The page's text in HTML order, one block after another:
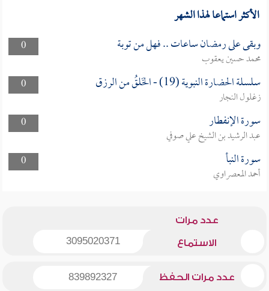
الأكثر استماعا لهذا الشهر
0 وبقى على رمضان ساعات .. فهل من توبة
محمد حسين يعقوب
0
سلسلة الحضارة النبوية (19) - الخَلقُ من الرزق
زغلول النجار
0
سورة الإنفطار
عبد الرشيد بن الشيخ علي صوفي
0
سورة النبأ
أحمد المعصراوي
عدد مرات
الاستماع 3095020371
عدد مرات الحفظ 839892327